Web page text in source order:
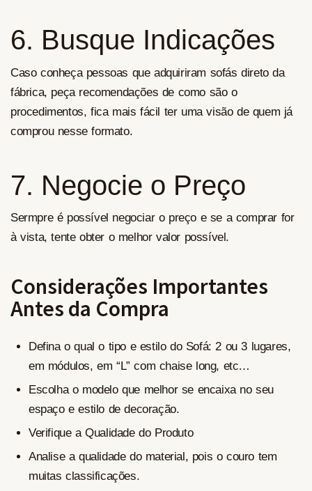
6. Busque Indicações
Caso conheça pessoas que adquiriram sofás direto da
fábrica, peça recomendações de como são o
procedimentos, fica mais fácil ter uma visão de quem já
comprou nesse formato.
7. Negocie o Preço
Sermpre é possível negociar o preço e se a comprar for
à vista, tente obter o melhor valor possível.
Considerações Importantes
Antes da Compra
Defina o qual o tipo e estilo do Sofá: 2 ou 3 lugares,
em módulos, em “L” com chaise long, etc…
Escolha o modelo que melhor se encaixa no seu
espaço e estilo de decoração.
Verifique a Qualidade do Produto
Analise a qualidade do material, pois o couro tem
muitas classificações.